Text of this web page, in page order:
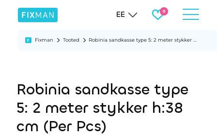
EE
Fixman Tooted Robinia sandkasse type 5: 2 meter stykker h:38 cm (Per Pcs)
Robinia sandkasse type
5: 2 meter stykker h:38
cm (Per Pcs)